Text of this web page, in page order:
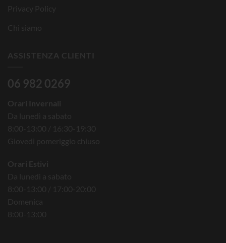
Privacy Policy
Chi siamo
ASSISTENZA CLIENTI
06 982 0269
Orari Invernali
Da lunedì a sabato
8:00-13:00 / 16:30-19:30
Giovedì pomeriggio chiuso
Orari Estivi
Da lunedì a sabato
8:00-13:00 / 17:00-20:00
Domenica
8:00-13:00